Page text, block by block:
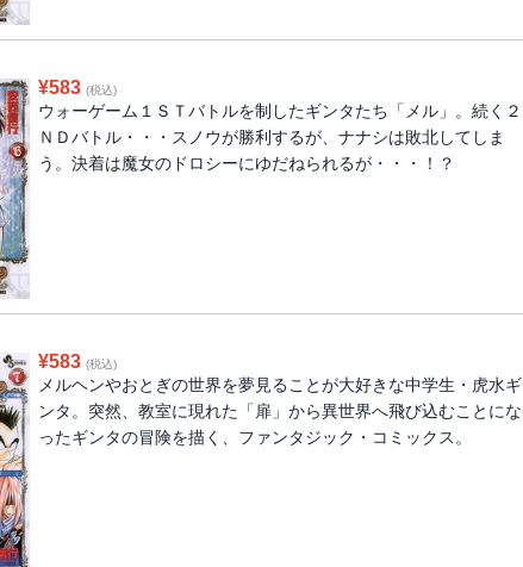
¥583 (税込)
ウォーゲーム１ＳＴバトルを制したギンタたち「メル」。続く２
ＮＤバトル・・・スノウが勝利するが、ナナシは敗北してしま
う。決着は魔女のドロシーにゆだねられるが・・・！？
¥583 (税込)
メルヘンやおとぎの世界を夢見ることが大好きな中学生・虎水ギ
ンタ。突然、教室に現れた「扉」から異世界へ飛び込むことにな
ったギンタの冒険を描く、ファンタジック・コミックス。